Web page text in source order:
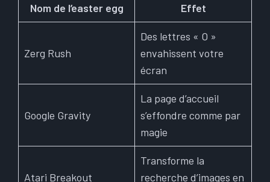
Nom de l’easter egg Effet
Zerg Rush
Des lettres « O »
envahissent votre
écran
Google Gravity
La page d’accueil
s’effondre comme par
magie
Atari Breakout
Transforme la
recherche d’images en